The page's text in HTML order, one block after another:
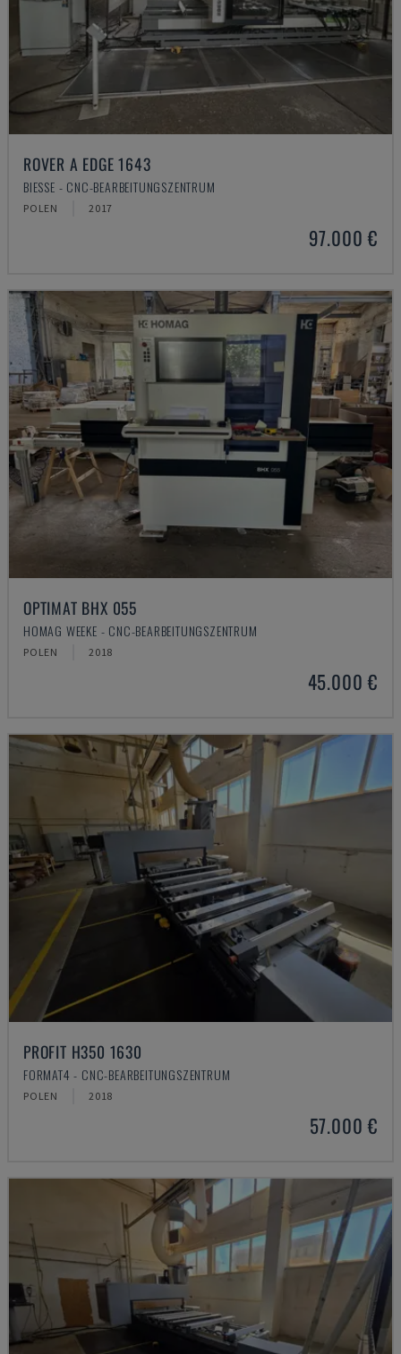
ROVER A EDGE 1643
BIESSE - CNC-BEARBEITUNGSZENTRUM
POLEN 2017
97.000 €
OPTIMAT BHX 055
HOMAG WEEKE - CNC-BEARBEITUNGSZENTRUM
POLEN 2018
45.000 €
PROFIT H350 1630
FORMAT4 - CNC-BEARBEITUNGSZENTRUM
POLEN 2018
57.000 €